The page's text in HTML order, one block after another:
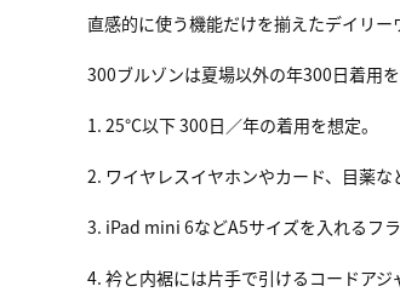
直感的に使う機能だけを揃えたデイリー
300ブルゾンは夏場以外の年300日着用
1. 25°C以下 300日／年の着用を想定。
2. ワイヤレスイヤホンやカード、目薬な
3. iPad mini 6などA5サイズを入れるフ
4. 衿と内裾には片手で引けるコードアジ